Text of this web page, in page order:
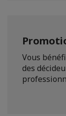
Vous
des